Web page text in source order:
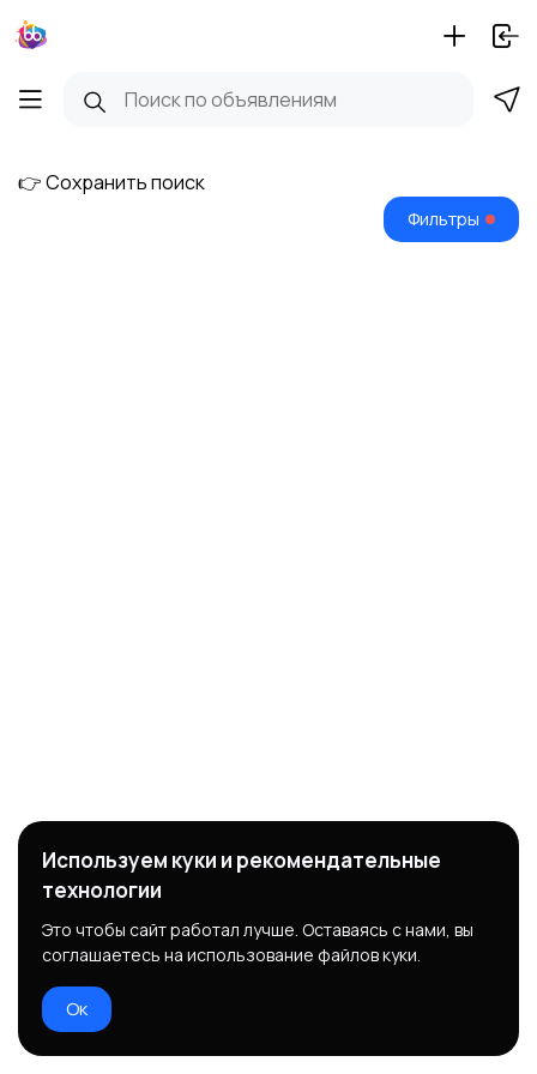
👉 Сохранить поиск
Фильтры
Используем куки и рекомендательные
технологии
Это чтобы сайт работал лучше. Оставаясь с нами, вы
соглашаетесь на использование файлов куки.
Ок